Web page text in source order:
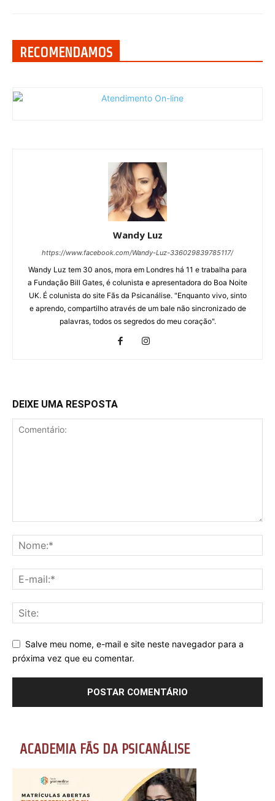
RECOMENDAMOS
Wandy Luz
https://www.facebook.com/Wandy-Luz-336029839785117/
Wandy Luz tem 30 anos, mora em Londres há 11 e trabalha para
a Fundação Bill Gates, é colunista e apresentadora do Boa Noite
UK. É colunista do site Fãs da Psicanálise. "Enquanto vivo, sinto
e aprendo, compartilho através de um bale não sincronizado de
palavras, todos os segredos do meu coração".
DEIXE UMA RESPOSTA
Salve meu nome, e-mail e site neste navegador para a
próxima vez que eu comentar.
ACADEMIA FÃS DA PSICANÁLISE